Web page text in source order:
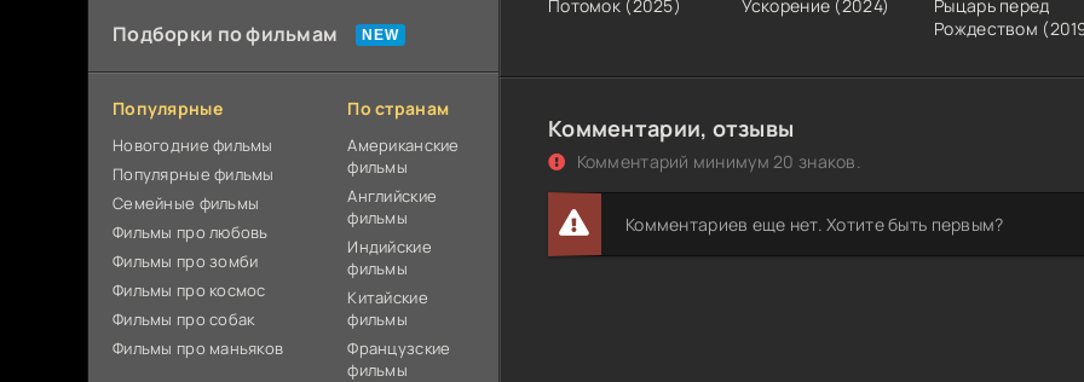
Подборки по фильмам
Популярные
Новогодние фильмы
Популярные фильмы
Cемейные фильмы
Фильмы про любовь
Фильмы про зомби
Фильмы про космос
Фильмы про собак
Фильмы про маньяков
По странам
Американские
фильмы
Английские
фильмы
Индийские
фильмы
Китайские
фильмы
Французские
фильмы
Потомок (2025) Ускорение (2024)
Рыцарь перед
Рождеством
Комментарии, отзывы
Комментарий минимум 20 знаков.
Комментариев еще нет. Хотите быть первым?